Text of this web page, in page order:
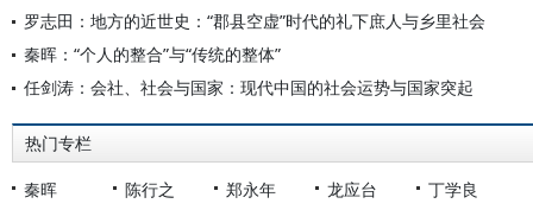
罗志田：地方的近世史：“郡县空虚”时代的礼下庶人与乡里社会
秦晖：“个人的整合”与“传统的整体”
任剑涛：会社、社会与国家：现代中国的社会运势与国家突起
热门专栏
秦晖 陈行之 郑永年 龙应台
丁学良